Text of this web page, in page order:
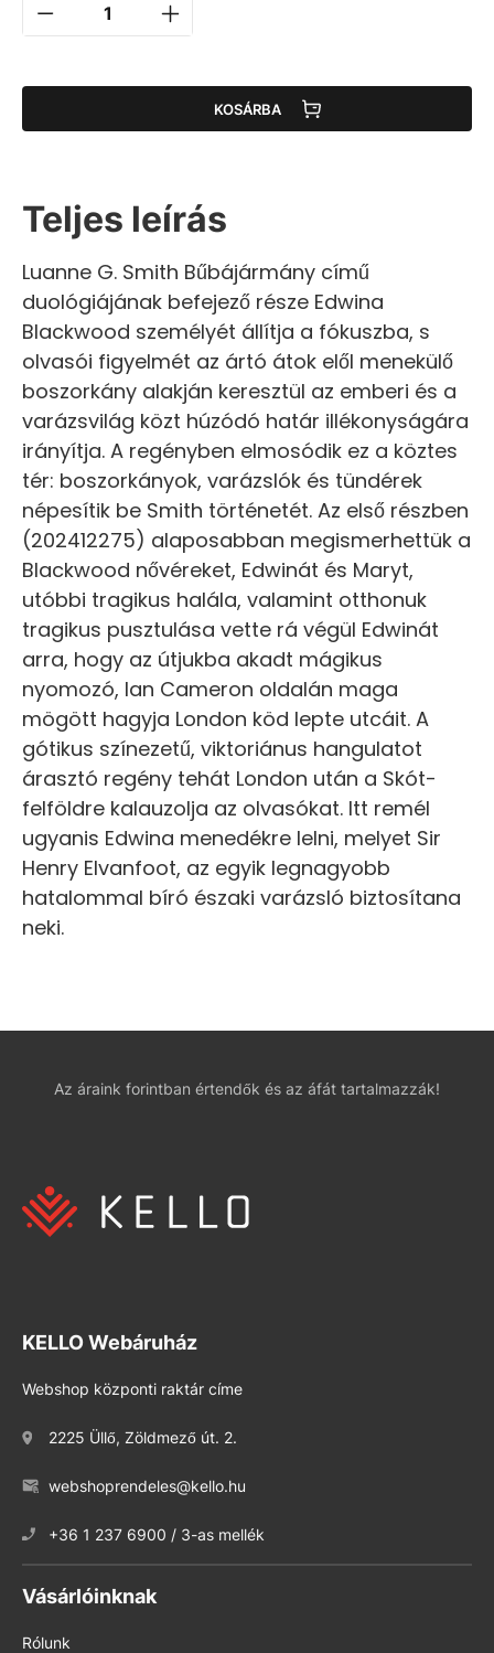
KOSÁRBA
Teljes leírás
Luanne G. Smith Bűbájármány című
duológiájának befejező része Edwina
Blackwood személyét állítja a fókuszba, s
olvasói figyelmét az ártó átok elől menekülő
boszorkány alakján keresztül az emberi és a
varázsvilág közt húzódó határ illékonyságára
irányítja. A regényben elmosódik ez a köztes
tér: boszorkányok, varázslók és tündérek
népesítik be Smith történetét. Az első részben
(202412275) alaposabban megismerhettük a
Blackwood nővéreket, Edwinát és Maryt,
utóbbi tragikus halála, valamint otthonuk
tragikus pusztulása vette rá végül Edwinát
arra, hogy az útjukba akadt mágikus
nyomozó, Ian Cameron oldalán maga
mögött hagyja London köd lepte utcáit. A
gótikus színezetű, viktoriánus hangulatot
árasztó regény tehát London után a Skót-
felföldre kalauzolja az olvasókat. Itt remél
ugyanis Edwina menedékre lelni, melyet Sir
Henry Elvanfoot, az egyik legnagyobb
hatalommal bíró északi varázsló biztosítana
neki.
Az áraink forintban értendők és az áfát tartalmazzák!
KELLO Webáruház
Webshop központi raktár címe
2225 Üllő, Zöldmező út. 2.
webshoprendeles@kello.hu
+36 1 237 6900 / 3-as mellék
Vásárlóinknak
Rólunk